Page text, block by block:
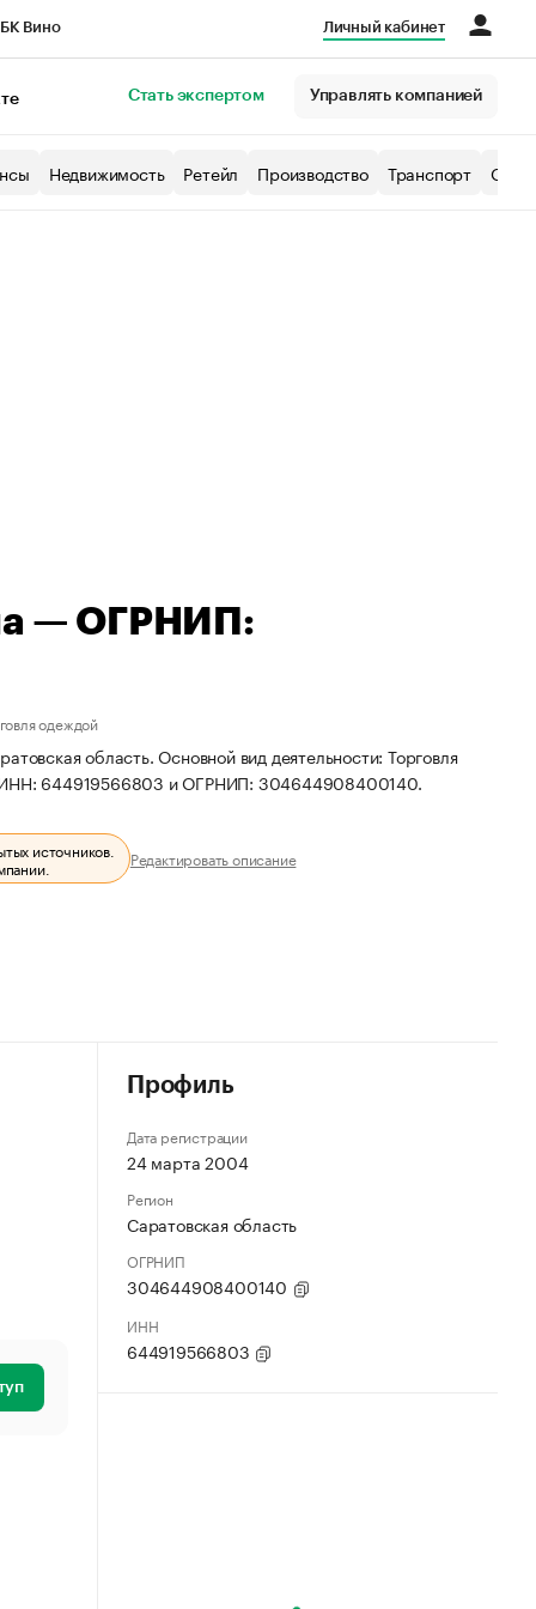
Вино Личный кабинет
Стать экспертом Управлять компанией
Недвижимость Ретейл Производство Транспорт
— ОГРНИП:
одеждой
область. Основной вид деятельности: Торговля
ИНН: 644919566803 и ОГРНИП: 304644908400140.
источников.
Редактировать описание
Профиль
Дата регистрации
24 марта 2004
Регион
Саратовская область
ОГРНИП
304644908400140
ИНН
644919566803